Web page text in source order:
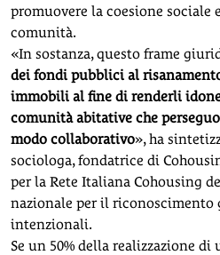
promuovere la coesione sociale
comunità.
«In sostanza, questo frame
dei fondi pubblici al
immobili al fine di renderli
comunità abitative che
modo collaborativo», ha
sociologa, fondatrice di
per la Rete Italiana Cohousing
nazionale per il
intenzionali.
Se un 50% della realizzazione